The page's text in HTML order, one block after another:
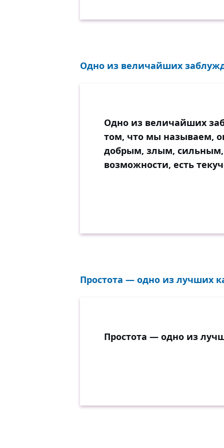
Одно из величайших
Одно из величайших
том, что мы называем,
добрым, злым, сильным,
возможности, есть
Простота — одно из лучших
Простота — одно из